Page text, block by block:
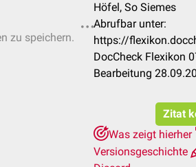
zu speichern.
Höfel, So Siemes
Abrufbar unter:
https://
DocCheck Flexikon
Bearbeitung
Zitat
Was zeigt hierher
Versionsgeschichte